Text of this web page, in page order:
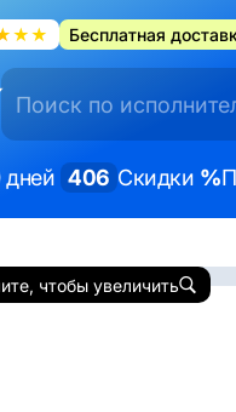
Бесплатная
дней 406 Скидки %
чтобы увеличить